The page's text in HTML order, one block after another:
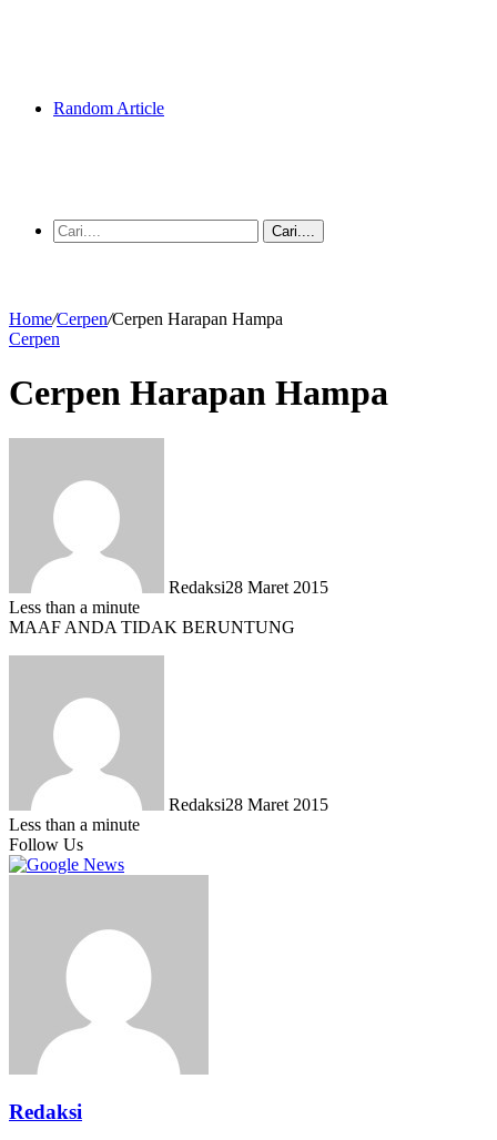
Random Article
Cari....
Home/Cerpen/Cerpen Harapan Hampa
Cerpen
Cerpen Harapan Hampa
Redaksi28 Maret 2015
Less than a minute
MAAF ANDA TIDAK BERUNTUNG
Redaksi28 Maret 2015
Less than a minute
Follow Us
Redaksi